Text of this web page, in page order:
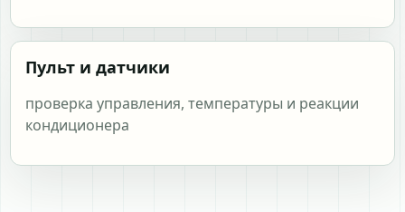
Пульт и датчики
проверка управления, температуры и реакции
кондиционера